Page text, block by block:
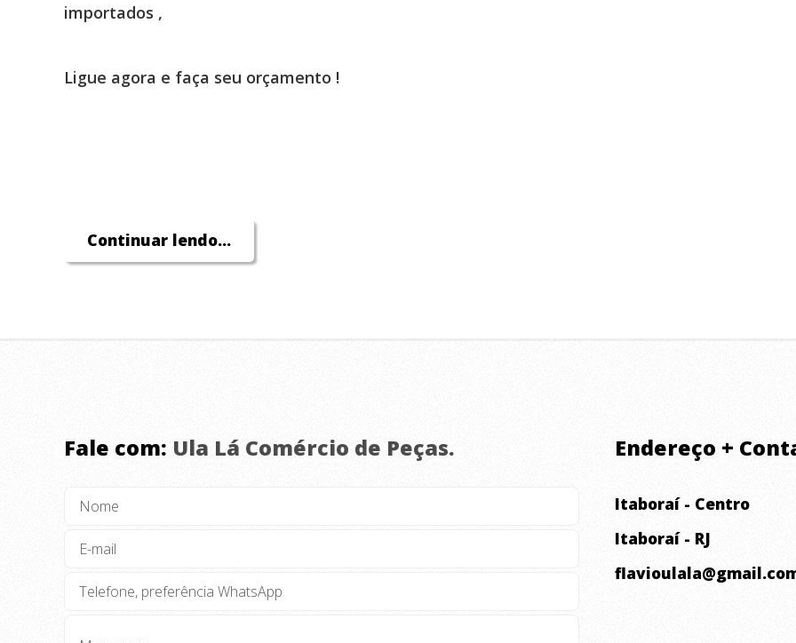
importados ,
Ligue agora e faça seu orçamento !
Continuar lendo...
Fale com: Ula Lá Comércio de Peças. Endereço +
Itaboraí - Centro
Itaboraí - RJ